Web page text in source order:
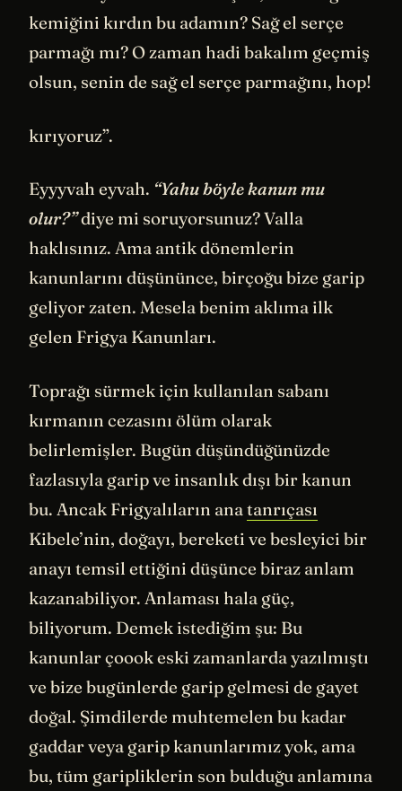
kemiğini kırdın bu adamın? Sağ el serçe
parmağı mı? O zaman hadi bakalım geçmiş
olsun, senin de sağ el serçe parmağını, hop!
kırıyoruz”.
Eyyyvah eyvah. “Yahu böyle kanun mu
olur?”diye mi soruyorsunuz? Valla
haklısınız. Ama antik dönemlerin
kanunlarını düşününce, birçoğu bize garip
geliyor zaten. Mesela benim aklıma ilk
gelen Frigya Kanunları.
Toprağı sürmek için kullanılan sabanı
kırmanın cezasını ölüm olarak
belirlemişler. Bugün düşündüğünüzde
fazlasıyla garip ve insanlık dışı bir kanun
bu. Ancak Frigyalıların anatanrıçası
Kibele’nin, doğayı, bereketi ve besleyici bir
anayı temsil ettiğini düşünce biraz anlam
kazanabiliyor. Anlaması hala güç,
biliyorum. Demek istediğim şu: Bu
kanunlar çoook eski zamanlarda yazılmıştı
ve bize bugünlerde garip gelmesi de gayet
doğal. Şimdilerde muhtemelen bu kadar
gaddar veya garip kanunlarımız yok, ama
bu, tüm garipliklerin son bulduğu anlamına